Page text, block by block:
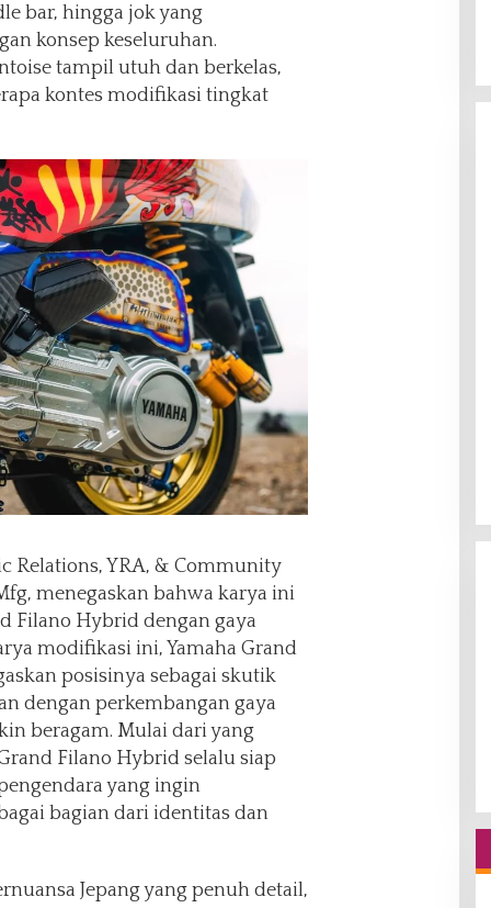
bar, hingga jok yang
konsep keseluruhan.
tampil utuh dan berkelas,
kontes modifikasi tingkat
Relations, YRA, & Community
menegaskan bahwa karya ini
Filano Hybrid dengan gaya
modifikasi ini, Yamaha Grand
posisinya sebagai skutik
dengan perkembangan gaya
beragam. Mulai dari yang
Filano Hybrid selalu siap
yang ingin
bagian dari identitas dan
Jepang yang penuh detail,